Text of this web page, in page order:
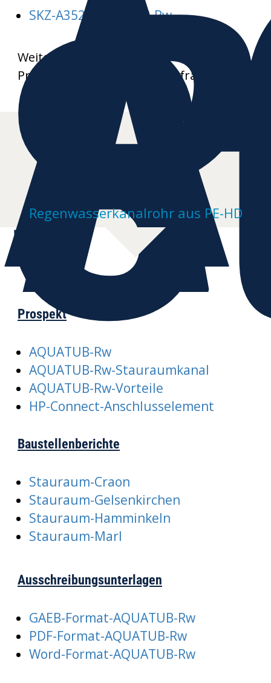
SKZ-A352-AQUATUB-Rw
Weitere Datenblätter und
Produktzeichnungen auf Anfrage
Regenwasserkanalrohr aus PE-HD
Prospekt
AQUATUB-Rw
AQUATUB-Rw-Stauraumkanal
AQUATUB-Rw-Vorteile
HP-Connect-Anschlusselement
Baustellenberichte
Stauraum-Craon
Stauraum-Gelsenkirchen
Stauraum-Hamminkeln
Stauraum-Marl
Ausschreibungsunterlagen
GAEB-Format-AQUATUB-Rw
PDF-Format-AQUATUB-Rw
Word-Format-AQUATUB-Rw